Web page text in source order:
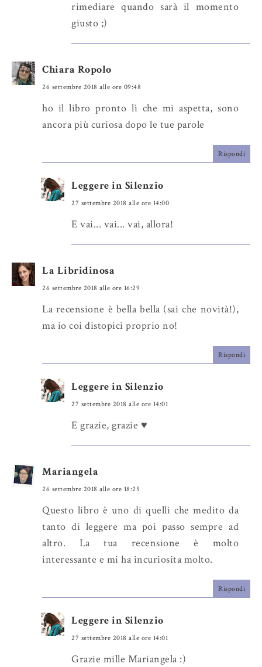
rimediare quando sarà il momento
giusto ;)
Chiara Ropolo
26 settembre 2018 alle ore 09:48
ho il libro pronto lì che mi aspetta, sono
ancora più curiosa dopo le tue parole
Rispondi
Leggere in Silenzio
27 settembre 2018 alle ore 14:00
E vai... vai... vai, allora!
La Libridinosa
26 settembre 2018 alle ore 16:29
La recensione è bella bella (sai che novità!),
ma io coi distopici proprio no!
Rispondi
Leggere in Silenzio
27 settembre 2018 alle ore 14:01
E grazie, grazie ♥
Mariangela
26 settembre 2018 alle ore 18:25
Questo libro è uno di quelli che medito da
tanto di leggere ma poi passo sempre ad
altro. La tua recensione è molto
interessante e mi ha incuriosita molto.
Rispondi
Leggere in Silenzio
27 settembre 2018 alle ore 14:01
Grazie mille Mariangela :)